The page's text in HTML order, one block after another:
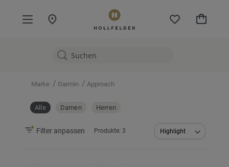
Mein
Marke / Garmin / Approach
Alle Damen Herren
Produkte: 3
Filter anpassen